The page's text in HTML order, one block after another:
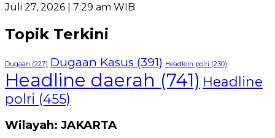
Juli 27, 2026 | 7:29 am WIB
Topik Terkini
Dugaan (227) Dugaan Kasus (391) Headlein polri (230)
Headline daerah (741) Headline
polri (455)
Wilayah: JAKARTA